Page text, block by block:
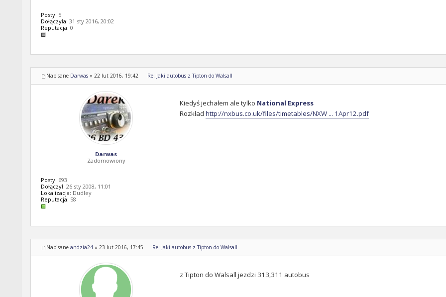
Posty: 5
Dołączyła: 31 sty 2016, 20:02
Reputacja: 0
Napisane Darwas » 22 lut 2016, 19:42 Re: Jaki autobus z Tipton do Walsall
Kiedyś jechałem ale tylko National Express
Rozkład http://nxbus.co.uk/files/timetables/NXW ... 1Apr12.pdf
Darwas
Zadomowiony
Posty: 693
Dołączył: 26 sty 2008, 11:01
Lokalizacja: Dudley
Reputacja: 58
Napisane andzia24 » 23 lut 2016, 17:45 Re: Jaki autobus z Tipton do Walsall
z Tipton do Walsall jezdzi 313,311 autobus